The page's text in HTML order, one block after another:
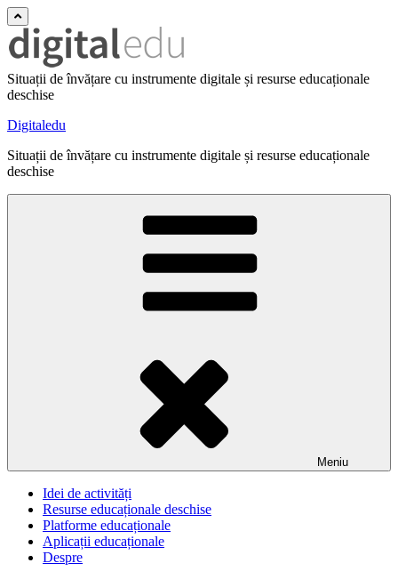
Situații de învățare cu instrumente digitale și resurse educaționale
deschise
Digitaledu
Situații de învățare cu instrumente digitale și resurse educaționale
deschise
Meniu
Idei de activități
Resurse educaționale deschise
Platforme educaționale
Aplicații educaționale
Despre